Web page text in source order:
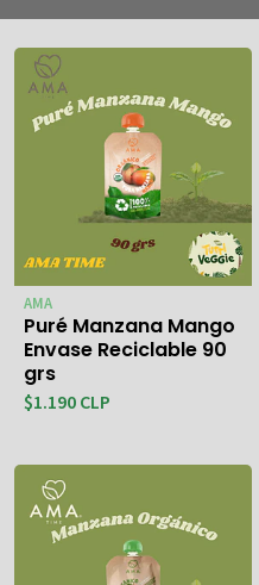
AMA
Puré Manzana Mango
Envase Reciclable 90
grs
$1.190 CLP